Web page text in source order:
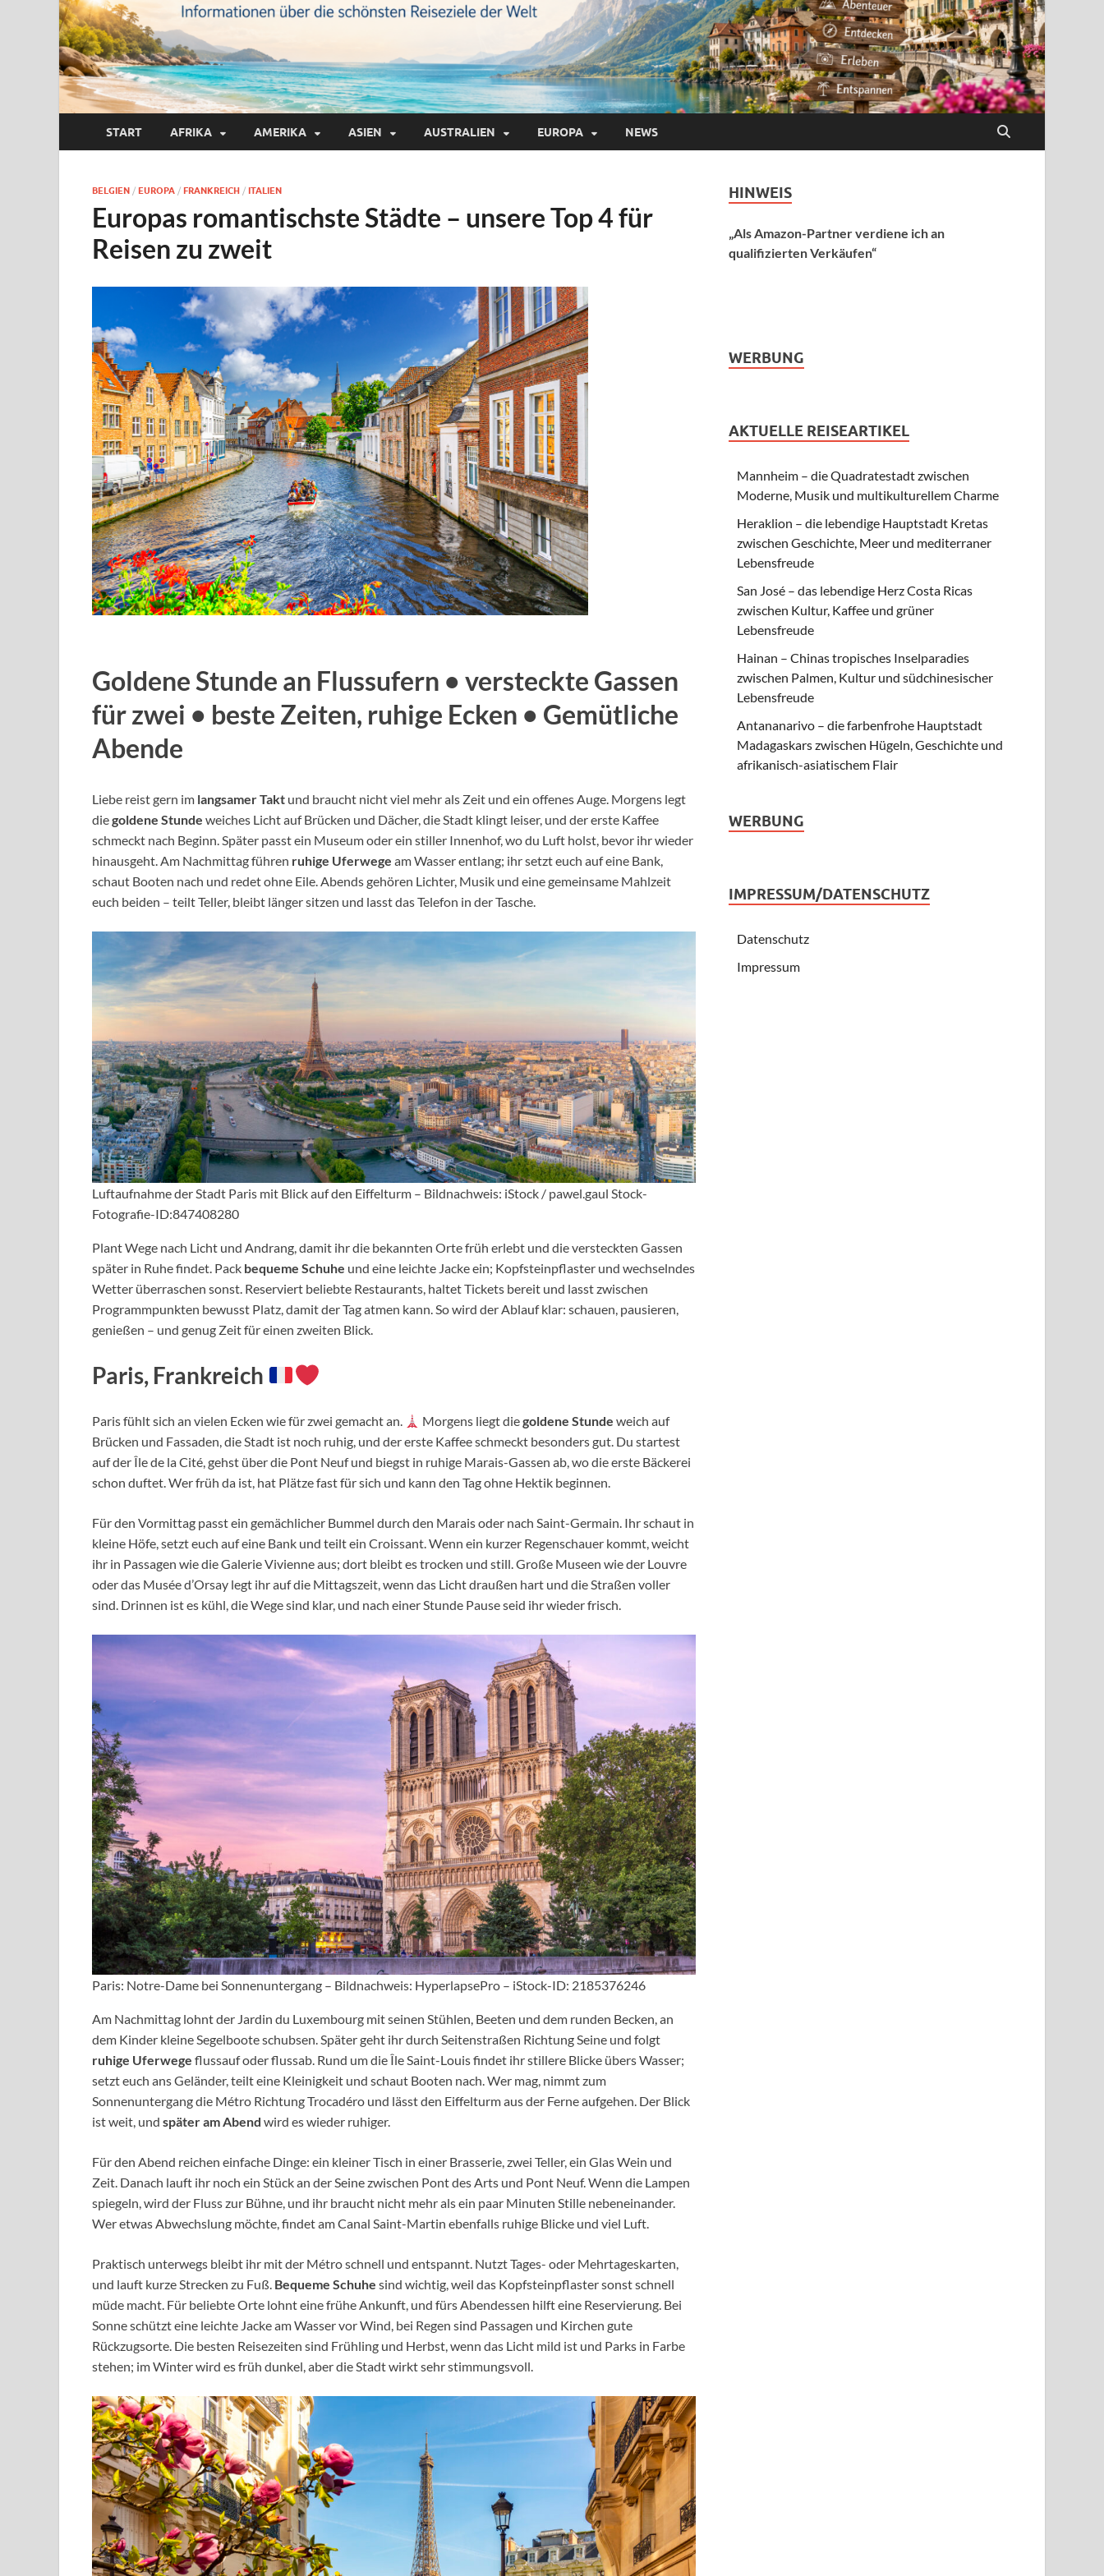
START AFRIKA AMERIKA ASIEN AUSTRALIEN EUROPA NEWS
BELGIEN / EUROPA / FRANKREICH / ITALIEN
Europas romantischste Städte – unsere Top 4 für
Reisen zu zweit
Goldene Stunde an Flussufern • versteckte Gassen
für zwei • beste Zeiten, ruhige Ecken • Gemütliche
Abende
Liebe reist gern im langsamer Takt und braucht nicht viel mehr als Zeit und ein offenes Auge. Morgens legt
diegoldene Stunde weiches Licht auf Brücken und Dächer, die Stadt klingt leiser, und der erste Kaffee
schmeckt nach Beginn. Später passt ein Museum oder ein stiller Innenhof, wo du Luft holst, bevor ihr wieder
hinausgeht. Am Nachmittag führen ruhige Uferwege am Wasser entlang; ihr setzt euch auf eine Bank,
schaut Booten nach und redet ohne Eile. Abends gehören Lichter, Musik und eine gemeinsame Mahlzeit
euch beiden – teilt Teller, bleibt länger sitzen und lasst das Telefon in der Tasche.
Luftaufnahme der Stadt Paris mit Blick auf den Eiffelturm – Bildnachweis: iStock / pawel.gaul Stock-
Fotografie-ID:847408280
Plant Wege nach Licht und Andrang, damit ihr die bekannten Orte früh erlebt und die versteckten Gassen
später in Ruhe findet. Pack bequeme Schuhe und eine leichte Jacke ein; Kopfsteinpflaster und wechselndes
Wetter überraschen sonst. Reserviert beliebte Restaurants, haltet Tickets bereit und lasst zwischen
Programmpunkten bewusst Platz, damit der Tag atmen kann. So wird der Ablauf klar: schauen, pausieren,
genießen – und genug Zeit für einen zweiten Blick.
Paris, Frankreich
Paris fühlt sich an vielen Ecken wie für zwei gemacht an. Morgens liegt diegoldene Stunde weich auf
Brücken und Fassaden, die Stadt ist noch ruhig, und der erste Kaffee schmeckt besonders gut. Du startest
auf der Île de la Cité, gehst über die Pont Neuf und biegst in ruhige Marais-Gassen ab, wo die erste Bäckerei
schon duftet. Wer früh da ist, hat Plätze fast für sich und kann den Tag ohne Hektik beginnen.
Für den Vormittag passt ein gemächlicher Bummel durch den Marais oder nach Saint-Germain. Ihr schaut in
kleine Höfe, setzt euch auf eine Bank und teilt ein Croissant. Wenn ein kurzer Regenschauer kommt, weicht
ihr in Passagen wie die Galerie Vivienne aus; dort bleibt es trocken und still. Große Museen wie der Louvre
oder das Musée d’Orsay legt ihr auf die Mittagszeit, wenn das Licht draußen hart und die Straßen voller
sind. Drinnen ist es kühl, die Wege sind klar, und nach einer Stunde Pause seid ihr wieder frisch.
Paris: Notre-Dame bei Sonnenuntergang – Bildnachweis: HyperlapsePro – iStock-ID: 2185376246
Am Nachmittag lohnt der Jardin du Luxembourg mit seinen Stühlen, Beeten und dem runden Becken, an
dem Kinder kleine Segelboote schubsen. Später geht ihr durch Seitenstraßen Richtung Seine und folgt
ruhige Uferwege flussauf oder flussab. Rund um die Île Saint-Louis findet ihr stillere Blicke übers Wasser;
setzt euch ans Geländer, teilt eine Kleinigkeit und schaut Booten nach. Wer mag, nimmt zum
Sonnenuntergang die Métro Richtung Trocadéro und lässt den Eiffelturm aus der Ferne aufgehen. Der Blick
ist weit, und später am Abend wird es wieder ruhiger.
Für den Abend reichen einfache Dinge: ein kleiner Tisch in einer Brasserie, zwei Teller, ein Glas Wein und
Zeit. Danach lauft ihr noch ein Stück an der Seine zwischen Pont des Arts und Pont Neuf. Wenn die Lampen
spiegeln, wird der Fluss zur Bühne, und ihr braucht nicht mehr als ein paar Minuten Stille nebeneinander.
Wer etwas Abwechslung möchte, findet am Canal Saint-Martin ebenfalls ruhige Blicke und viel Luft.
Praktisch unterwegs bleibt ihr mit der Métro schnell und entspannt. Nutzt Tages- oder Mehrtageskarten,
und lauft kurze Strecken zu Fuß. Bequeme Schuhe sind wichtig, weil das Kopfsteinpflaster sonst schnell
müde macht. Für beliebte Orte lohnt eine frühe Ankunft, und fürs Abendessen hilft eine Reservierung. Bei
Sonne schützt eine leichte Jacke am Wasser vor Wind, bei Regen sind Passagen und Kirchen gute
Rückzugsorte. Die besten Reisezeiten sind Frühling und Herbst, wenn das Licht mild ist und Parks in Farbe
stehen; im Winter wird es früh dunkel, aber die Stadt wirkt sehr stimmungsvoll.
HINWEIS
„Als Amazon-Partner verdiene ich an
qualifizierten Verkäufen“
WERBUNG
AKTUELLE REISEARTIKEL
Mannheim – die Quadratestadt zwischen
Moderne, Musik und multikulturellem Charme
Heraklion – die lebendige Hauptstadt Kretas
zwischen Geschichte, Meer und mediterraner
Lebensfreude
San José – das lebendige Herz Costa Ricas
zwischen Kultur, Kaffee und grüner
Lebensfreude
Hainan – Chinas tropisches Inselparadies
zwischen Palmen, Kultur und südchinesischer
Lebensfreude
Antananarivo – die farbenfrohe Hauptstadt
Madagaskars zwischen Hügeln, Geschichte und
afrikanisch-asiatischem Flair
WERBUNG
IMPRESSUM/DATENSCHUTZ
Datenschutz
Impressum